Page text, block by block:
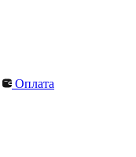
Оплата